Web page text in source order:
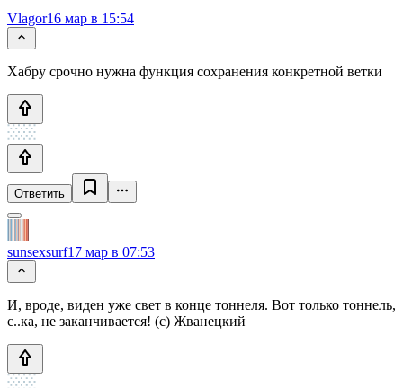
Vlagor16 мар в 15:54
Хабру срочно нужна функция сохранения конкретной ветки
Ответить
sunsexsurf17 мар в 07:53
И, вроде, виден уже свет в конце тоннеля. Вот только тоннель,
с..ка, не заканчивается! (с) Жванецкий